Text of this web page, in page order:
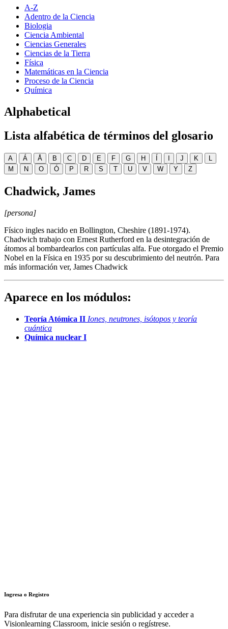
A-Z
Adentro de la Ciencia
Biologia
Ciencia Ambiental
Ciencias Generales
Ciencias de la Tierra
Física
Matemáticas en la Ciencia
Proceso de la Ciencia
Química
Alphabetical
Lista alfabética de términos del glosario
A Á Å B C D E F G H Í I J K
L
M
N O Ó P R S T U V W Y Z
Chadwick, James
[persona]
Físico ingles nacido en Bollington, Cheshire (1891-1974).
Chadwich trabajo con Ernest Rutherford en la desintegración de
átomos al bombardearlos con partículas alfa. Fue otorgado el Premio
Nobel en la Física en 1935 por su descubrimiento del neutrón. Para
más información ver, James Chadwick
Aparece en los módulos:
Teoría Atómica II Iones, neutrones, isótopos y teoría
cuántica
Química nuclear I
Ingresa o Registro
Para disfrutar de una experiencia sin publicidad y acceder a
Visionlearning Classroom, inicie sesión o regístrese.